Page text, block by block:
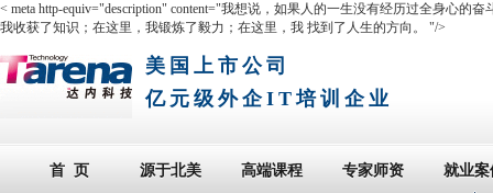
< meta http-equiv="description" content="我想说，如果人的一生没有经历过全身心
我收获了知识；在这里，我锻炼了毅力；在这里，我 找到了人生的方向。 "/>
美国上市公司
亿元级外企IT培训企业
首 页 源于北美 高端课程 专家师资 就业案